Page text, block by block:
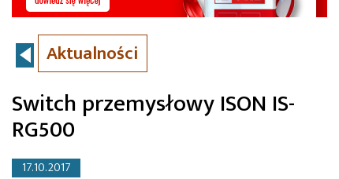
Aktualności
Switch przemysłowy ISON IS-
RG500
17.10.2017